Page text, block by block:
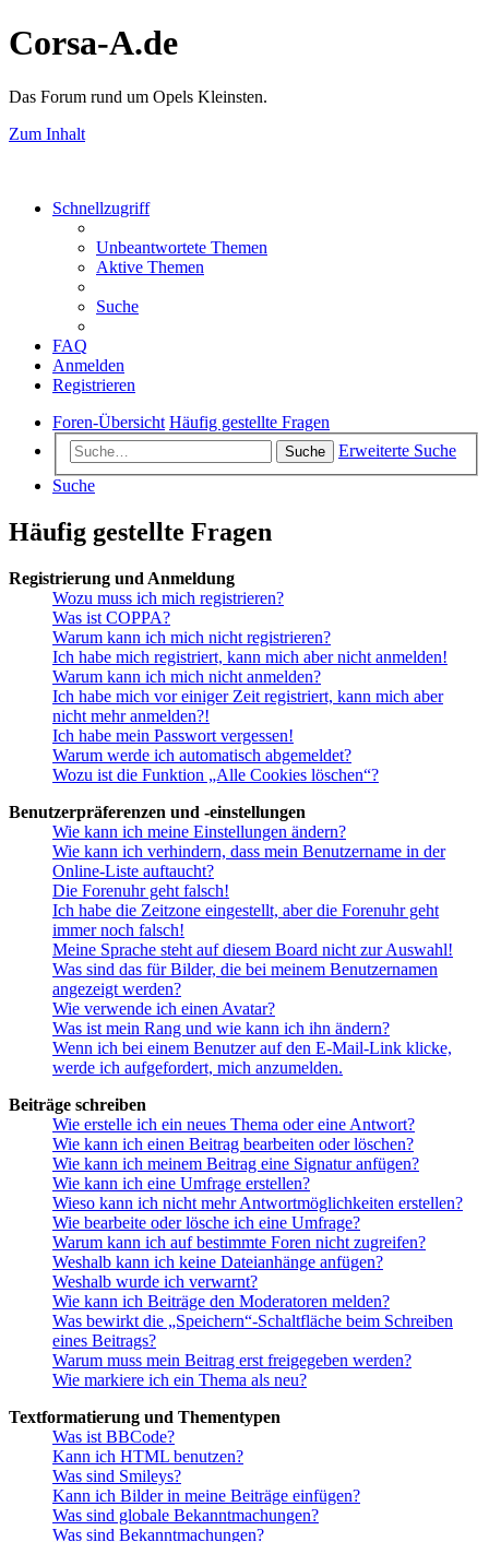
Corsa-A.de
Das Forum rund um Opels Kleinsten.
Zum Inhalt
Schnellzugriff
Unbeantwortete Themen
Aktive Themen
Suche
FAQ
Anmelden
Registrieren
Foren-Übersicht Häufig gestellte Fragen
Suche
Erweiterte Suche
Suche
Häufig gestellte Fragen
Registrierung und Anmeldung
Wozu muss ich mich registrieren?
Was ist COPPA?
Warum kann ich mich nicht registrieren?
Ich habe mich registriert, kann mich aber nicht anmelden!
Warum kann ich mich nicht anmelden?
Ich habe mich vor einiger Zeit registriert, kann mich aber
nicht mehr anmelden?!
Ich habe mein Passwort vergessen!
Warum werde ich automatisch abgemeldet?
Wozu ist die Funktion „Alle Cookies löschen“?
Benutzerpräferenzen und -einstellungen
Wie kann ich meine Einstellungen ändern?
Wie kann ich verhindern, dass mein Benutzername in der
Online-Liste auftaucht?
Die Forenuhr geht falsch!
Ich habe die Zeitzone eingestellt, aber die Forenuhr geht
immer noch falsch!
Meine Sprache steht auf diesem Board nicht zur Auswahl!
Was sind das für Bilder, die bei meinem Benutzernamen
angezeigt werden?
Wie verwende ich einen Avatar?
Was ist mein Rang und wie kann ich ihn ändern?
Wenn ich bei einem Benutzer auf den E-Mail-Link klicke,
werde ich aufgefordert, mich anzumelden.
Beiträge schreiben
Wie erstelle ich ein neues Thema oder eine Antwort?
Wie kann ich einen Beitrag bearbeiten oder löschen?
Wie kann ich meinem Beitrag eine Signatur anfügen?
Wie kann ich eine Umfrage erstellen?
Wieso kann ich nicht mehr Antwortmöglichkeiten erstellen?
Wie bearbeite oder lösche ich eine Umfrage?
Warum kann ich auf bestimmte Foren nicht zugreifen?
Weshalb kann ich keine Dateianhänge anfügen?
Weshalb wurde ich verwarnt?
Wie kann ich Beiträge den Moderatoren melden?
Was bewirkt die „Speichern“-Schaltfläche beim Schreiben
eines Beitrags?
Warum muss mein Beitrag erst freigegeben werden?
Wie markiere ich ein Thema als neu?
Textformatierung und Thementypen
Was ist BBCode?
Kann ich HTML benutzen?
Was sind Smileys?
Kann ich Bilder in meine Beiträge einfügen?
Was sind globale Bekanntmachungen?
Was sind Bekanntmachungen?